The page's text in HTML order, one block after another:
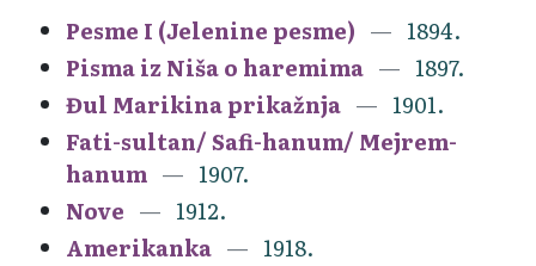
Pesme I (Jelenine pesme)
1894.
Pisma iz Niša o haremima
1897.
Đul Marikina prikažnja
1901.
Fati-sultan/ Safi-hanum/ Mejrem-
hanum
1907.
Nove
1912.
Amerikanka
1918.